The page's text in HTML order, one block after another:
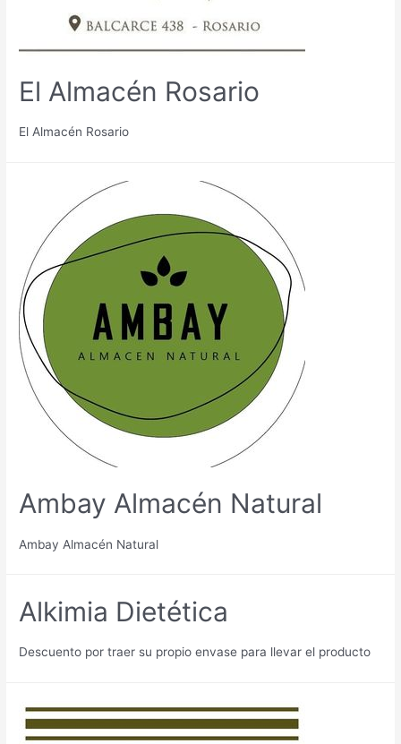
El Almacén Rosario
El Almacén Rosario
Ambay Almacén Natural
Ambay Almacén Natural
Alkimia Dietética
Descuento por traer su propio envase para llevar el producto